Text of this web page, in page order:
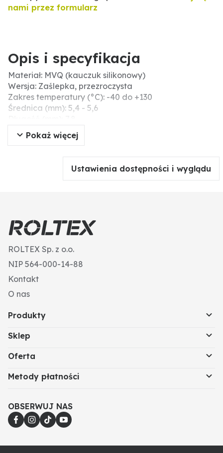
nami przez formularz
Opis i specyfikacja
Materiał: MVQ (kauczuk silikonowy)
Wersja: Zaślepka, przezroczysta
Zakres temperatury (°C): -40 do +130
Średnica (mm): 5,4 - 5,6
pasuje do: AMP Tyco ELB 5,2
AMP Tyco JPT
Pokaż więcej
Ustawienia dostępności i wyglądu
ROLTEX Sp. z o.o.
NIP 564-000-14-88
Kontakt
O nas
Produkty
Sklep
Oferta
Metody płatności
OBSERWUJ NAS